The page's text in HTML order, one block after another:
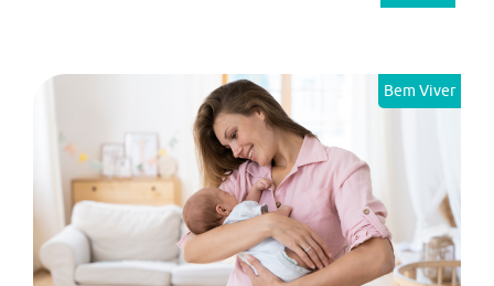
Bem Viver